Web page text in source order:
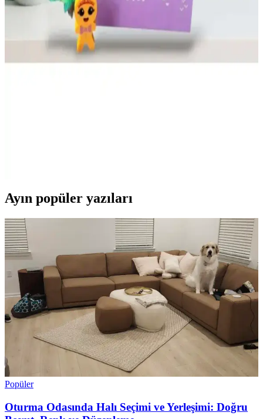
düzenleyin.
Dünya Magnet Çocuklar İçin Haftalık Planlayıcı
Yazı Tahtası Yenilikçi ve Eğlenceli Tasarım
Dünya Magnet çocuklar için tasarlanmış, eğlenceli ve kullanışlı
Ayın popüler yazıları
Popüler
Oturma Odasında Halı Seçimi ve Yerleşimi: Doğru